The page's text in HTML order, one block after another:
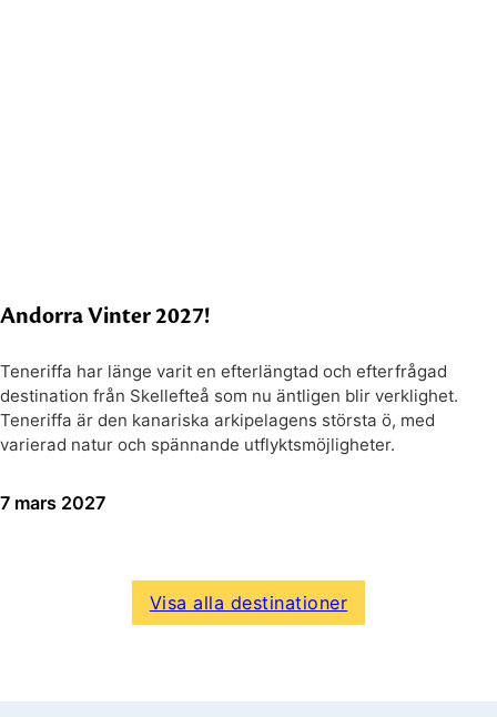
Andorra Vinter 2027!
Teneriffa har länge varit en efterlängtad och efterfrågad
destination från Skellefteå som nu äntligen blir verklighet.
Teneriffa är den kanariska arkipelagens största ö, med
varierad natur och spännande utflyktsmöjligheter.
7 mars 2027
Visa alla destinationer